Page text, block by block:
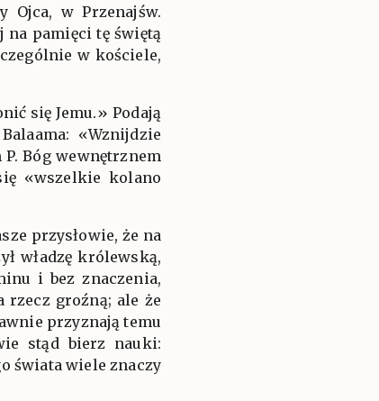
Ojca, w Przenajśw.
na pamięci tę świętą
w kościele,
się Jemu.» Podają
«Wznijdzie
Bóg wewnętrznem
«wszelkie kolano
przysłowie, że na
władzę królewską,
i bez znaczenia,
rzecz groźną; ale że
przyznają temu
stąd bierz nauki:
świata wiele znaczy